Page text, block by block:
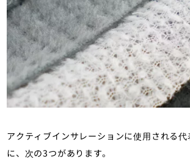
アクティブインサレーションに使用される
に、次の3つがあります。